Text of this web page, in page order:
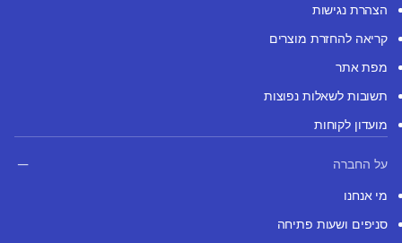
הצהרת נגישות
קריאה להחזרת מוצרים
מפת אתר
תשובות לשאלות נפוצות
מועדון לקוחות
על החברה
מי אנחנו
סניפים ושעות פתיחה